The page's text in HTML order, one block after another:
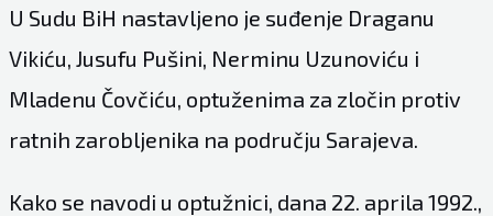
U Sudu BiH nastavljeno je suđenje Draganu
Vikiću, Jusufu Pušini, Nerminu Uzunoviću i
Mladenu Čovčiću, optuženima za zločin protiv
ratnih zarobljenika na području Sarajeva.
Kako se navodi u optužnici, dana 22. aprila 1992.,